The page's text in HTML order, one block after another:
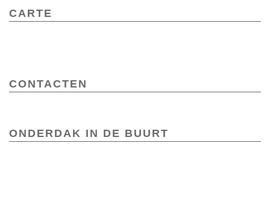
CARTE
CONTACTEN
ONDERDAK IN DE BUURT